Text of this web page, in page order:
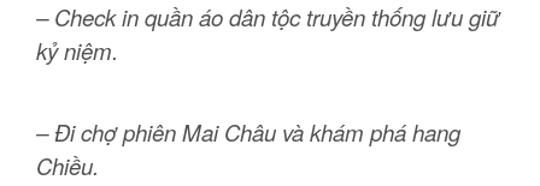
– Check in quần áo dân tộc truyền thống lưu giữ
kỷ niệm.
– Đi chợ phiên Mai Châu và khám phá hang
Chiều.